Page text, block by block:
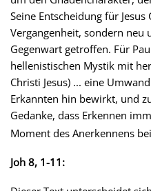
Seine Entscheidung für
Vergangenheit, sondern neu
Gegenwart getroffen. Für
hellenistischen Mystik mit
Christi Jesus) ... eine
Erkannten hin bewirkt, und
Gedanke, dass Erkennen
Moment des Anerkennens
Joh 8, 1-11: